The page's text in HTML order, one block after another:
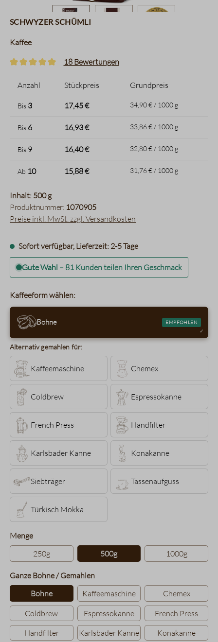
Schwyzer Schümli
Kaffee
18 Bewertungen
Anzahl Stückpreis Grundpreis
Bis 3 17,45 € 34,90 € / 1000 g
Bis 6 16,93 € 33,86 € / 1000 g
Bis 9 16,40 € 32,80 € / 1000 g
Ab 10 15,88 € 31,76 € / 1000 g
Inhalt: 500 g
Produktnummer: 1070905
Preise inkl. MwSt. zzgl. Versandkosten
Sofort verfügbar, Lieferzeit: 2-5 Tage
Gute Wahl – 81 Kunden teilen Ihren Geschmack
Kaffeeform wählen:
Bohne EMPFOHLEN
Alternativ gemahlen für:
Kaffeemaschine Chemex
Coldbrew Espressokanne
French Press Handfilter
Karlsbader Kanne Konakanne
Siebträger Tassenaufguss
Türkisch Mokka
Mengeauswählen
250g
500g 1000g
Ganze Bohne / Gemahlenauswählen
Bohne
Kaffeemaschine Chemex
Coldbrew Espressokanne
French Press
Handfilter
Karlsbader Kanne
Konakanne